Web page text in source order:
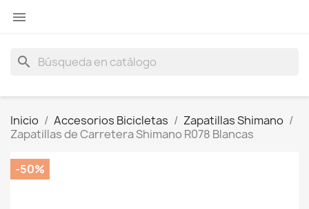

search
Inicio Accesorios Bicicletas
Zapatillas Shimano
Zapatillas de Carretera Shimano R078 Blancas
-50%